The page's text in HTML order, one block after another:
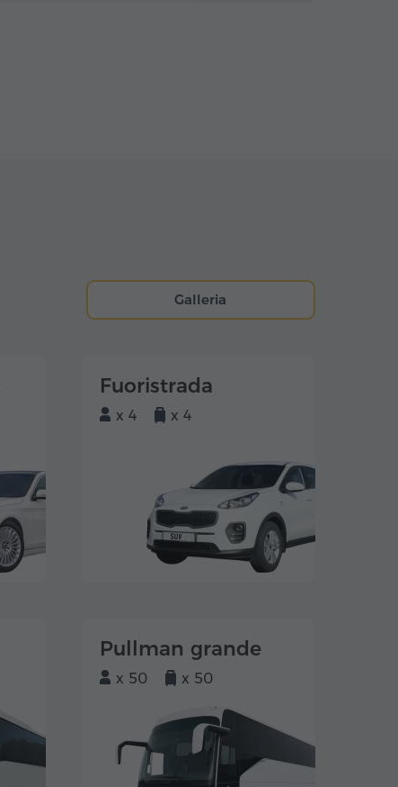
Galleria
Fuoristrada
x 4 x 4
Pullman grande
x 50 x 50